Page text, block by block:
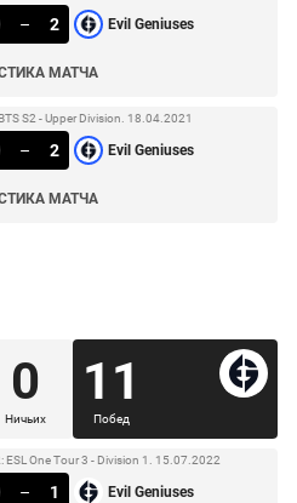
– 2 Evil Geniuses
МАТЧА
S2 - Upper Division. 18.04.2021
– 2 Evil Geniuses
МАТЧА
0
Ничьих
11
Побед
One Tour 3 - Division 1. 15.07.2022
– 1 Evil Geniuses